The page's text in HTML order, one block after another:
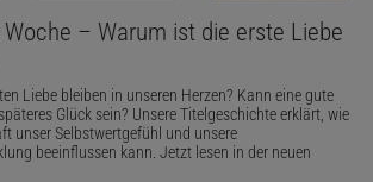
– Warum ist die erste Liebe
Liebe bleiben in unseren Herzen? Kann eine gute
Glück sein? Unsere Titelgeschichte erklärt, wie
unser Selbstwertgefühl und unsere
beeinflussen kann. Jetzt lesen in der neuen